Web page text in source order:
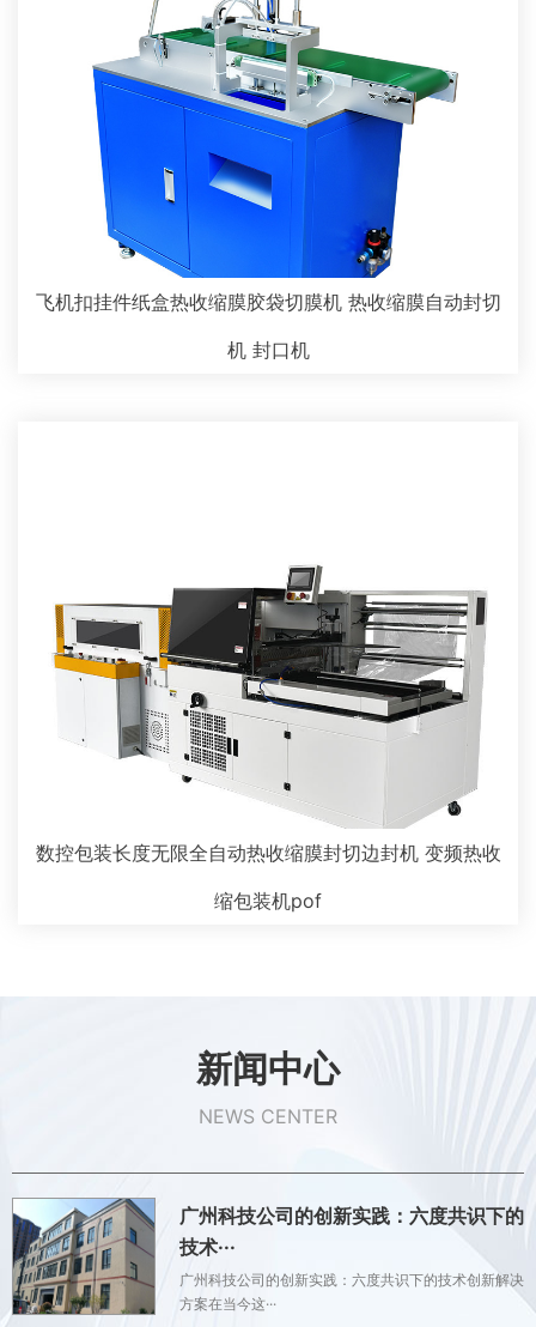
飞机扣挂件纸盒热收缩膜胶袋切膜机 热收缩膜自动封切
机 封口机
数控包装长度无限全自动热收缩膜封切边封机 变频热收
缩包装机pof
新闻中心
NEWS CENTER
广州科技公司的创新实践：六度共识下的
技术···
广州科技公司的创新实践：六度共识下的技术创新解决
方案在当今这···